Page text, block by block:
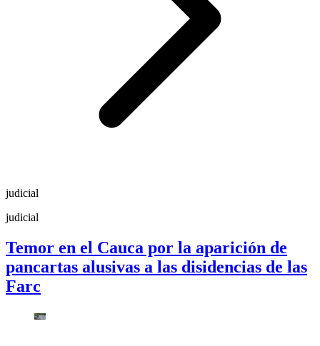
judicial
judicial
Temor en el Cauca por la aparición de
pancartas alusivas a las disidencias de las
Farc